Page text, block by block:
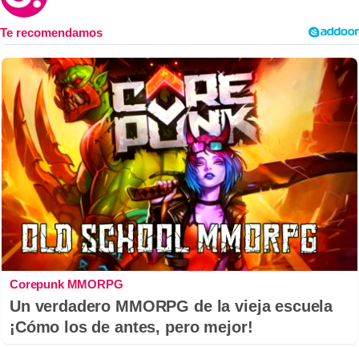
Corepunk MMORPG
Un verdadero MMORPG de la vieja escuela
¡Cómo los de antes, pero mejor!